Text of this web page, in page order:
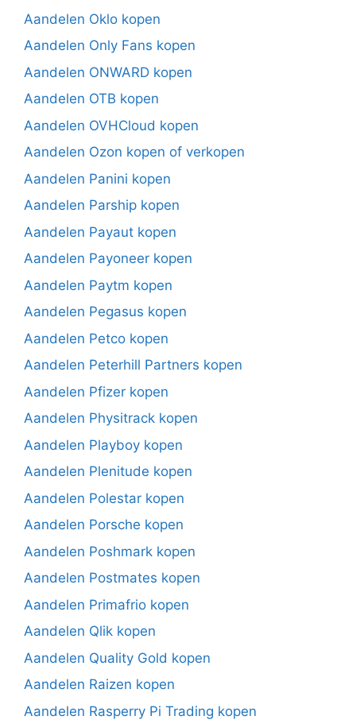
Aandelen Oklo kopen
Aandelen Only Fans kopen
Aandelen ONWARD kopen
Aandelen OTB kopen
Aandelen OVHCloud kopen
Aandelen Ozon kopen of verkopen
Aandelen Panini kopen
Aandelen Parship kopen
Aandelen Payaut kopen
Aandelen Payoneer kopen
Aandelen Paytm kopen
Aandelen Pegasus kopen
Aandelen Petco kopen
Aandelen Peterhill Partners kopen
Aandelen Pfizer kopen
Aandelen Physitrack kopen
Aandelen Playboy kopen
Aandelen Plenitude kopen
Aandelen Polestar kopen
Aandelen Porsche kopen
Aandelen Poshmark kopen
Aandelen Postmates kopen
Aandelen Primafrio kopen
Aandelen Qlik kopen
Aandelen Quality Gold kopen
Aandelen Raizen kopen
Aandelen Rasperry Pi Trading kopen